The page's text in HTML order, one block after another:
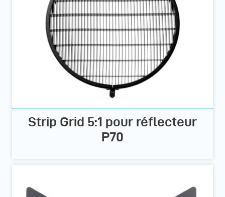
Strip Grid 5:1 pour réflecteur
P70